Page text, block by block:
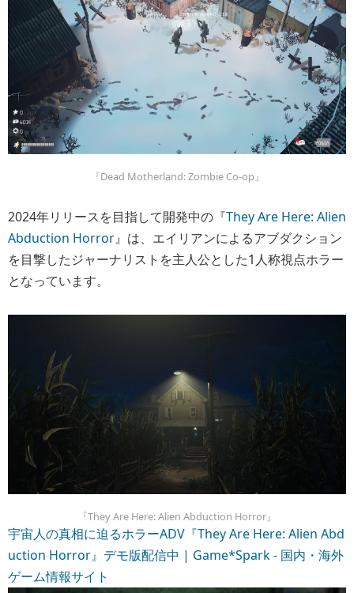
『Dead Motherland: Zombie Co-op』
2024年リリースを目指して開発中の『They Are Here: Alien
Abduction Horror』は、エイリアンによるアブダクション
を目撃したジャーナリストを主人公とした1人称視点ホラー
となっています。
『They Are Here: Alien Abduction Horror』
宇宙人の真相に迫るホラーADV『They Are Here: Alien Abd
uction Horror』デモ版配信中 | Game*Spark - 国内・海外
ゲーム情報サイト